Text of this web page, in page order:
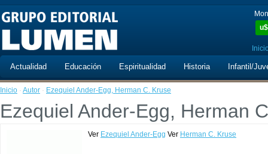
u$
Actualidad Educación Espiritualidad Historia Infantil/
Inicio · Autor · Ezequiel Ander-Egg, Herman C. Kruse
Ezequiel Ander-Egg, Herman
Ver Ezequiel Ander-Egg Ver Herman C. Kruse